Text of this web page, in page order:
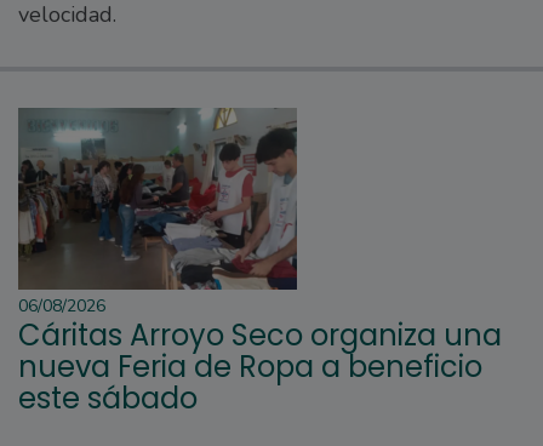
velocidad.
06/08/2026
Cáritas Arroyo Seco organiza una
nueva Feria de Ropa a beneficio
este sábado